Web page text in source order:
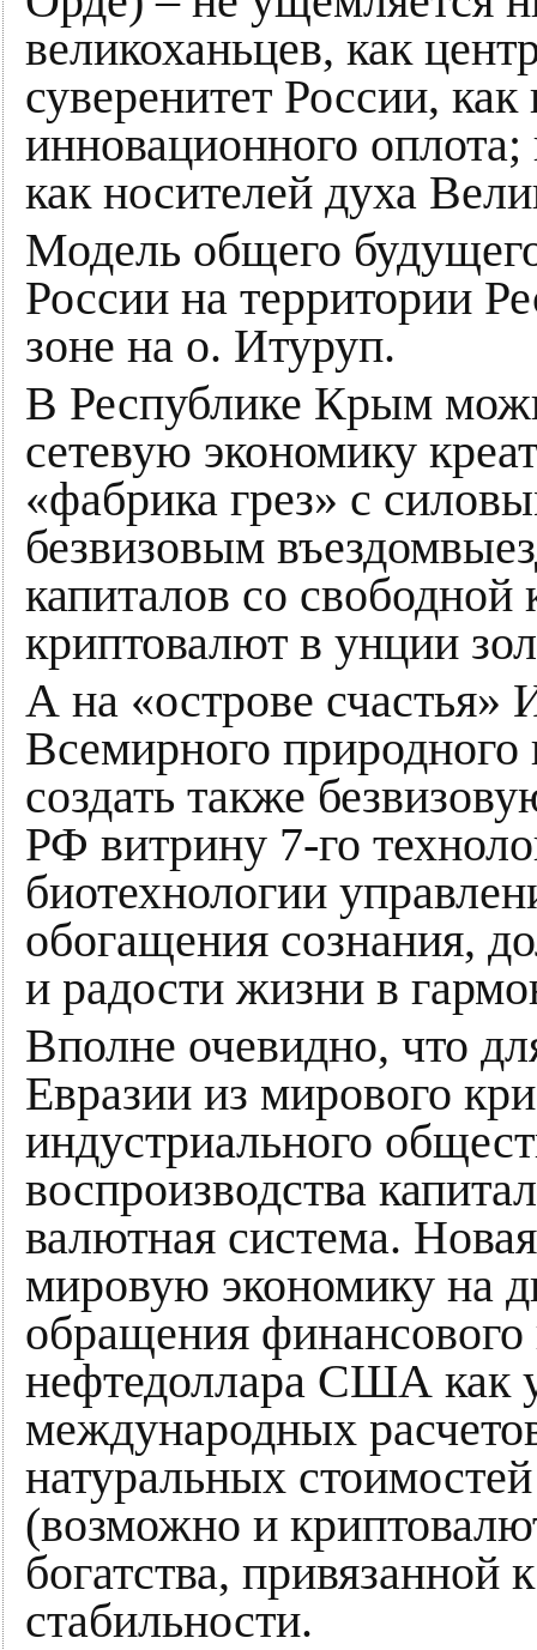
великоханьцев, как
суверенитет России,
инновационного
как носителей духа
Модель общего
России на территории
зоне на о. Итуруп.
В Республике Крым
сетевую экономику
«фабрика грез» с
безвизовым
капиталов со
криптовалют в унции
А на «острове счастья»
Всемирного
создать также
РФ витрину 7-го
биотехнологии
обогащения сознания,
и радости жизни в
Вполне очевидно, что
Евразии из мирового
индустриального
воспроизводства
валютная система.
мировую экономику на
обращения финансового
нефтедоллара США как
международных
натуральных
(возможно и
богатства, привязанной
стабильности.